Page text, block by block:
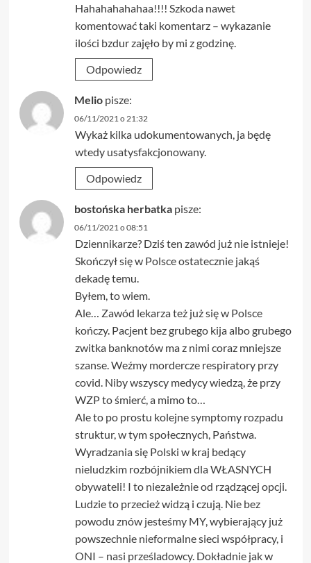
Hahahahahahaa!!!! Szkoda nawet
komentować taki komentarz – wykazanie
ilości bzdur zajęło by mi z godzinę.
Odpowiedz
Melio pisze:
06/11/2021 o 21:32
Wykaż kilka udokumentowanych, ja będę
wtedy usatysfakcjonowany.
Odpowiedz
bostońska herbatka pisze:
06/11/2021 o 08:51
Dziennikarze? Dziś ten zawód już nie istnieje!
Skończył się w Polsce ostatecznie jakąś
dekadę temu.
Byłem, to wiem.
Ale… Zawód lekarza też już się w Polsce
kończy. Pacjent bez grubego kija albo grubego
zwitka banknotów ma z nimi coraz mniejsze
szanse. Weźmy mordercze respiratory przy
covid. Niby wszyscy medycy wiedzą, że przy
WZP to śmierć, a mimo to…
Ale to po prostu kolejne symptomy rozpadu
struktur, w tym społecznych, Państwa.
Wyradzania się Polski w kraj bedący
nieludzkim rozbójnikiem dla WŁASNYCH
obywateli! I to niezależnie od rządzącej opcji.
Ludzie to przecież widzą i czują. Nie bez
powodu znów jesteśmy MY, wybierający już
powszechnie nieformalne sieci współpracy, i
ONI – nasi prześladowcy. Dokładnie jak w